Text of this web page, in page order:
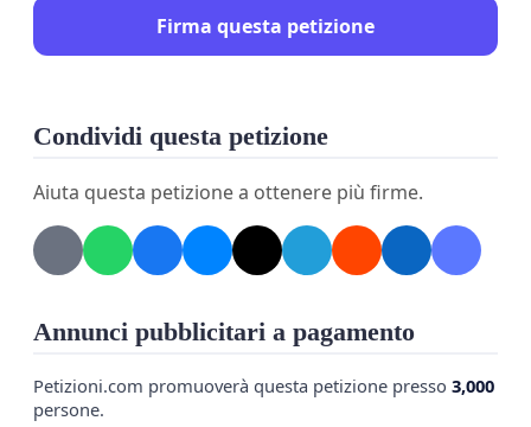
Firma questa petizione
Condividi questa petizione
Aiuta questa petizione a ottenere più firme.
Annunci pubblicitari a pagamento
Petizioni.com promuoverà questa petizione presso 3,000
persone.